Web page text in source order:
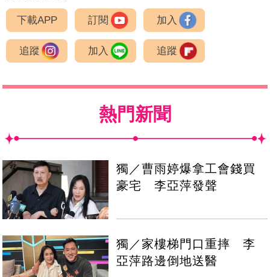
下載APP 訂閱 加入
追蹤 加入 追蹤
熱門新聞
獨／曹雨婷爆拿工會錢買
豪宅 李亞萍發聲
獨／家樓梯門口重摔 李
亞萍路邊倒地送醫